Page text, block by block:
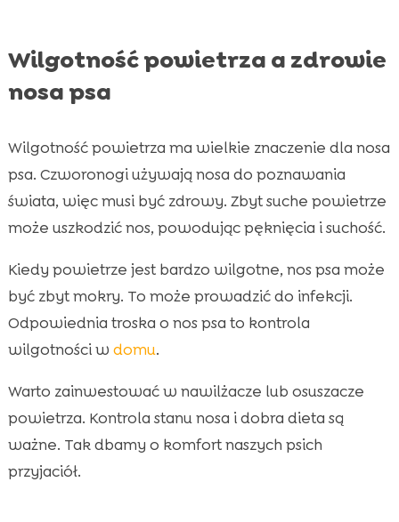
Wilgotność powietrza a zdrowie
nosa psa
Wilgotność powietrza ma wielkie znaczenie dla nosa
psa. Czworonogi używają nosa do poznawania
świata, więc musi być zdrowy. Zbyt suche powietrze
może uszkodzić nos, powodując pęknięcia i suchość.
Kiedy powietrze jest bardzo wilgotne, nos psa może
być zbyt mokry. To może prowadzić do infekcji.
Odpowiednia troska o nos psa to kontrola
wilgotności w domu.
Warto zainwestować w nawilżacze lub osuszacze
powietrza. Kontrola stanu nosa i dobra dieta są
ważne. Tak dbamy o komfort naszych psich
przyjaciół.